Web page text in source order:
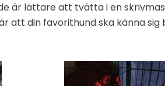
är lättare att tvätta i en
att din favorithund ska känna